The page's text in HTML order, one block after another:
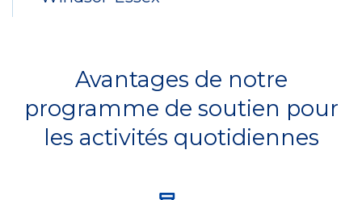
Avantages de notre
programme de soutien pour
les activités quotidiennes